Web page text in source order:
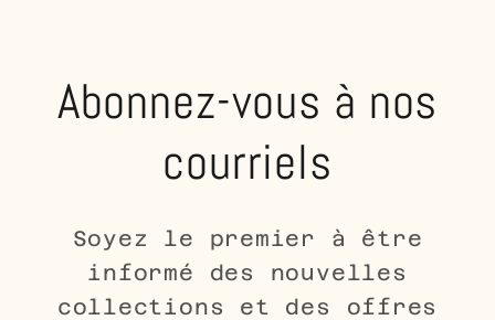
Abonnez-vous à nos
courriels
Soyez le premier à être
informé des nouvelles
collections et des offres